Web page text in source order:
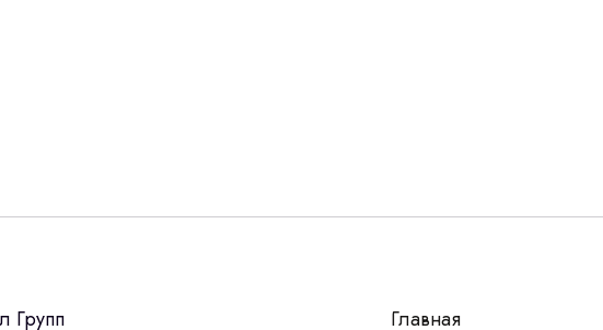
Остались
лизинг?
партнера ООО «Уралпромлизинг»
Групп Главная